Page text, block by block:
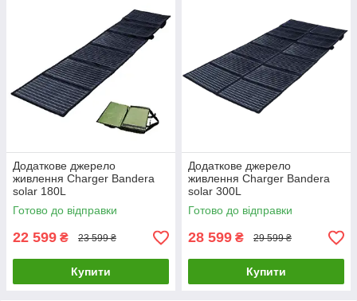
Додаткове джерело
живлення Charger Bandera
solar 180L
Готово до відправки
22 599 ₴ 23 599 ₴
Купити
Додаткове джерело
живлення Charger Bandera
solar 300L
Готово до відправки
28 599 ₴ 29 599 ₴
Купити